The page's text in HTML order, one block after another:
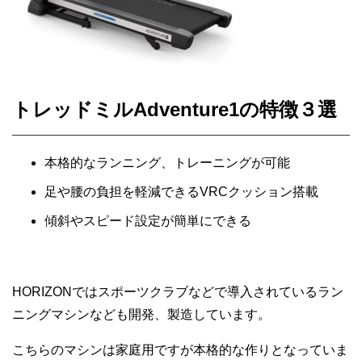
トレッドミルAdventure1の特徴３選
本格的なランニング、トレーニングが可能
足や腰の負担を軽減できるVRCクッション搭載
傾斜やスピード設定が簡単にできる
HORIZONではスポーツクラブなどで導入されているラン
ニングマシンなども開発、製造しています。
こちらのマシンは家庭用ですが本格的な作りとなっていま